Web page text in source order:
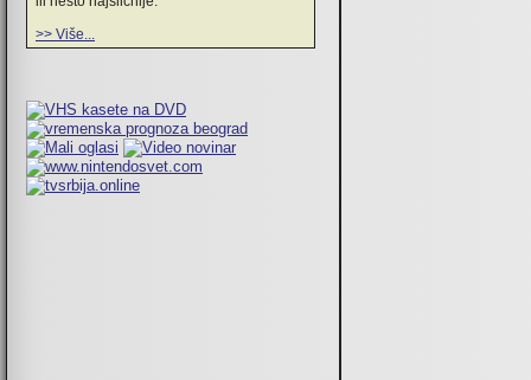
>> Više...